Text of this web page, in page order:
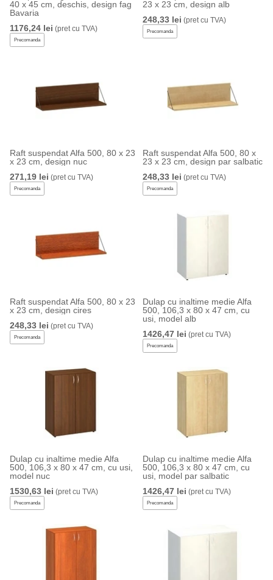
40 x 45 cm, deschis, design fag
Bavaria
1176,24 lei (pret cu TVA)
Precomanda
23 x 23 cm, design alb
248,33 lei (pret cu TVA)
Precomanda
Raft suspendat Alfa 500, 80 x 23
x 23 cm, design nuc
271,19 lei (pret cu TVA)
Precomanda
Raft suspendat Alfa 500, 80 x
23 x 23 cm, design par salbatic
248,33 lei (pret cu TVA)
Precomanda
Raft suspendat Alfa 500, 80 x 23
x 23 cm, design cires
248,33 lei (pret cu TVA)
Precomanda
Dulap cu inaltime medie Alfa
500, 106,3 x 80 x 47 cm, cu
usi, model alb
1426,47 lei (pret cu TVA)
Precomanda
Dulap cu inaltime medie Alfa
500, 106,3 x 80 x 47 cm, cu usi,
model nuc
1530,63 lei (pret cu TVA)
Precomanda
Dulap cu inaltime medie Alfa
500, 106,3 x 80 x 47 cm, cu
usi, model par salbatic
1426,47 lei (pret cu TVA)
Precomanda